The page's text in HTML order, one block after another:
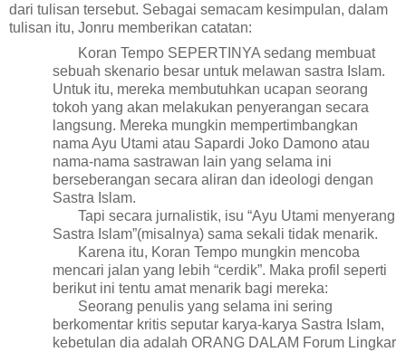
dari tulisan tersebut. Sebagai semacam kesimpulan, dalam
tulisan itu, Jonru memberikan catatan:
Koran Tempo SEPERTINYA sedang membuat
sebuah skenario besar untuk melawan sastra Islam.
Untuk itu, mereka membutuhkan ucapan seorang
tokoh yang akan melakukan penyerangan secara
langsung. Mereka mungkin mempertimbangkan
nama Ayu Utami atau Sapardi Joko Damono atau
nama-nama sastrawan lain yang selama ini
berseberangan secara aliran dan ideologi dengan
Sastra Islam.
Tapi secara jurnalistik, isu “Ayu Utami menyerang
Sastra Islam”(misalnya) sama sekali tidak menarik.
Karena itu, Koran Tempo mungkin mencoba
mencari jalan yang lebih “cerdik”. Maka profil seperti
berikut ini tentu amat menarik bagi mereka:
Seorang penulis yang selama ini sering
berkomentar kritis seputar karya-karya Sastra Islam,
kebetulan dia adalah ORANG DALAM Forum Lingkar